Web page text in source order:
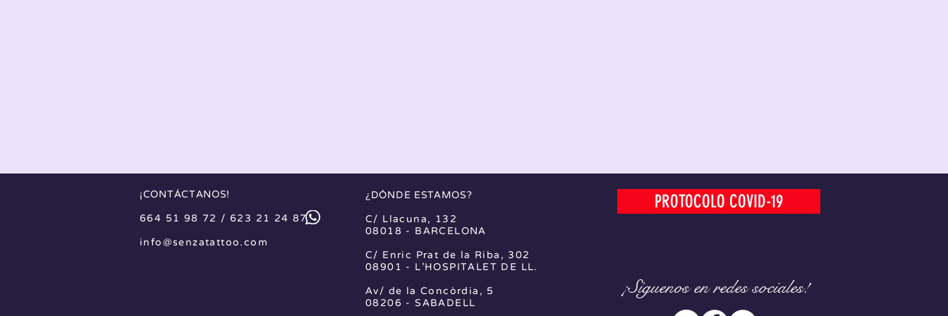
¡CONTÁCTANOS!
664 51 98 72 / 623 21 24 87
info@senzatattoo.com
¿DÓNDE ESTAMOS?
C/ Llacuna, 132
08018 - BARCELONA
C/ Enric Prat de la Riba, 302
08901 - L'HOSPITALET DE LL.
Av/ de la Concòrdia, 5
08206 - SABADELL
PROTOCOLO COVID-19
¡Síguenos enredes sociales!